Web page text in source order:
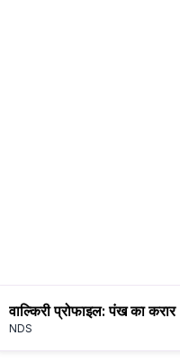
वाल्किरी प्रोफाइल: पंख का करार
NDS